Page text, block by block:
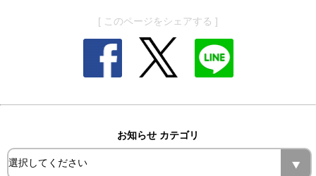
[ このページをシェアする ]
お知らせ カテゴリ